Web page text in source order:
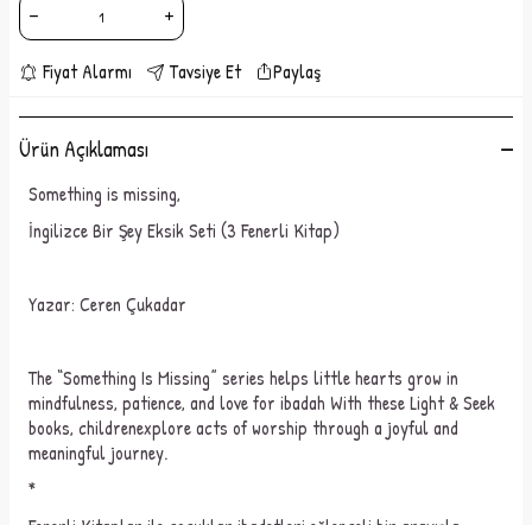
Fiyat Alarmı Tavsiye Et Paylaş
Ürün Açıklaması
Something is missing,
İngilizce Bir Şey Eksik Seti (3 Fenerli Kitap)
Yazar: Ceren Çukadar
The “Something Is Missing” series helps littlehearts grow in
mindfulness, patience, and lovefor ibadah With theseLight&Seek
books, childrenexploreacts ofworship through a joyfuland
meaningful journey.
*